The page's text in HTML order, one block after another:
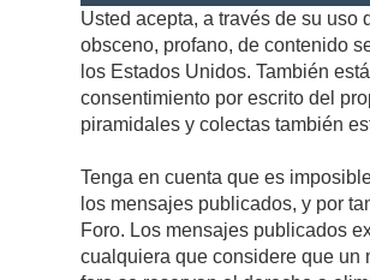
Usted acepta, a través de su
obsceno, profano, de contenido
los Estados Unidos. También
consentimiento por escrito del
piramidales y colectas también
Tenga en cuenta que es
los mensajes publicados, y por
Foro. Los mensajes publicados
cualquiera que considere que un